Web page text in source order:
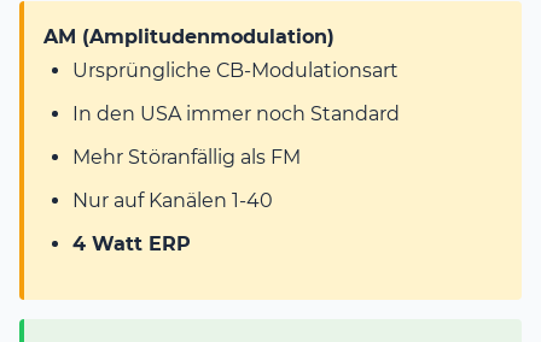
AM (Amplitudenmodulation)
Ursprüngliche CB-Modulationsart
In den USA immer noch Standard
Mehr Störanfällig als FM
Nur auf Kanälen 1-40
4 Watt ERP